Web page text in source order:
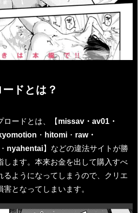
ドとは？
ロードとは、【 missav・av01・
・ hitomi ・ raw・
・ nyahentai】などの違法サイトが勝
します。本来お金を出して購入すべ
るようになってしまうので、クリエ
となってしまいます。